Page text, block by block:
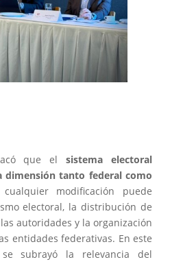
que elsistema electoral
dimensión tanto federal como
modificación puede
electoral, la distribución de
autoridades y la organización
entidades federativas. En este
subrayó la relevancia del